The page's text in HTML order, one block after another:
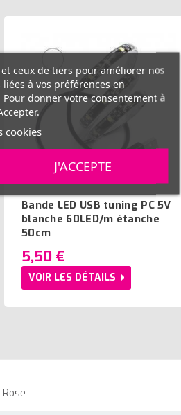
Bande LED USB tuning PC 5V
blanche 60LED/m étanche
50cm
5,50 €
VOIR LES DÉTAILS
Rose
ceux de tiers pour améliorer nos
à vos préférences en
donner votre consentement à
cookies
J'ACCEPTE